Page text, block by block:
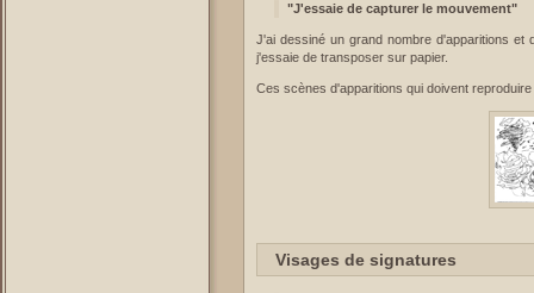
"J'essaie de capturer le mouvement"
J'ai dessiné un grand nombre d'apparitions et
j'essaie de transposer sur papier.
Ces scènes d'apparitions qui doivent
Visages de signatures